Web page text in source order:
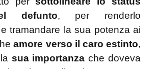
defunto, per renderlo
tramandare la sua potenza ai
amore verso il caro estinto,
sua importanza che doveva